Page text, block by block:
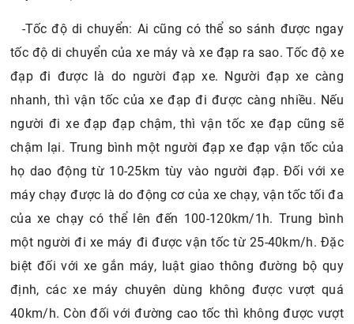
-Tốc độ di chuyển: Ai cũng có thể so sánh được ngay
tốc độ di chuyển của xe máy và xe đạp ra sao. Tốc độ xe
đạp đi được là do người đạp xe. Người đạp xe càng
nhanh, thì vận tốc của xe đạp đi được càng nhiều. Nếu
người đi xe đạp đạp chậm, thì vận tốc xe đạp cũng sẽ
chậm lại. Trung bình một người đạp xe đạp vận tốc của
họ dao động từ 10-25km tùy vào người đạp. Đối với xe
máy chạy được là do động cơ của xe chạy, vận tốc tối đa
của xe chạy có thể lên đến 100-120km/1h. Trung bình
một người đi xe máy đi được vận tốc từ 25-40km/h. Đặc
biệt đối với xe gắn máy, luật giao thông đường bộ quy
định, các xe máy chuyên dùng không được vượt quá
40km/h. Còn đối với đường cao tốc thì không được vượt